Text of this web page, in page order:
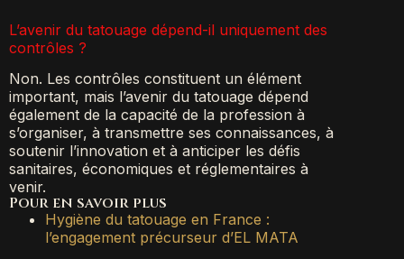
L’avenir du tatouage dépend-il uniquement des
contrôles ?
Non. Les contrôles constituent un élément
important, mais l’avenir du tatouage dépend
également de la capacité de la profession à
s’organiser, à transmettre ses connaissances, à
soutenir l’innovation et à anticiper les défis
sanitaires, économiques et réglementaires à
venir.
Pour en savoir plus
Hygiène du tatouage en France :
l’engagement précurseur d’EL MATA